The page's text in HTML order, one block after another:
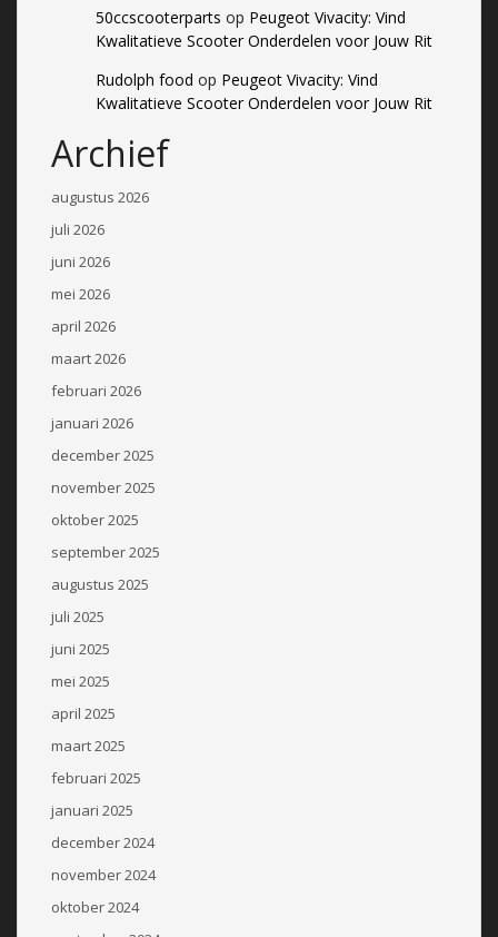
50ccscooterparts op Peugeot Vivacity: Vind
Kwalitatieve Scooter Onderdelen voor Jouw Rit
Rudolph food op Peugeot Vivacity: Vind
Kwalitatieve Scooter Onderdelen voor Jouw Rit
Archief
augustus 2026
juli 2026
juni 2026
mei 2026
april 2026
maart 2026
februari 2026
januari 2026
december 2025
november 2025
oktober 2025
september 2025
augustus 2025
juli 2025
juni 2025
mei 2025
april 2025
maart 2025
februari 2025
januari 2025
december 2024
november 2024
oktober 2024